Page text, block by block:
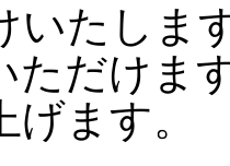
いたしま
ただけま
ます。